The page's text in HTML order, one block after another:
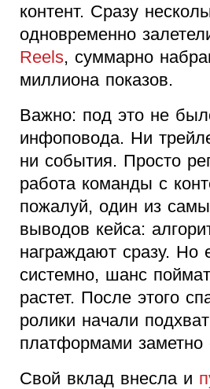
контент. Сразу
одновременно
Reels, суммарно
миллиона показов.
Важно: под это не
инфоповода. Ни
ни события. Просто
работа команды с
пожалуй, один из
выводов кейса:
награждают сразу. Но
системно, шанс
растет. После этого
ролики начали
платформами заметно
Свой вклад внесла и